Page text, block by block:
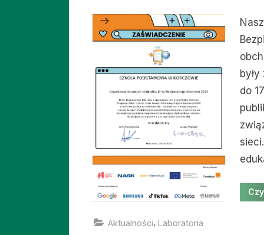
do
Aktualności Laboratoria